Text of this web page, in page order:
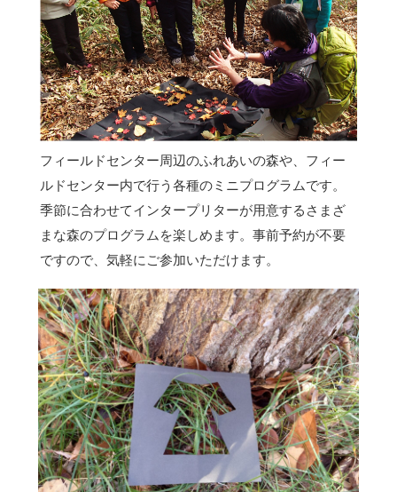
フィールドセンター周辺のふれあいの森や、フィー
ルドセンター内で行う各種のミニプログラムです。
季節に合わせてインタープリターが用意するさまざ
まな森のプログラムを楽しめます。事前予約が不要
ですので、気軽にご参加いただけます。